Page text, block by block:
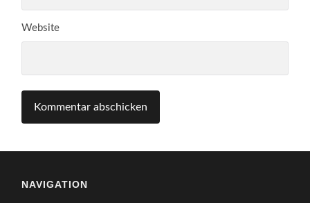
Website
NAVIGATION